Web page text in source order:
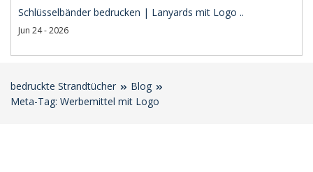
Schlüsselbänder bedrucken | Lanyards mit Logo ..
Jun 24 - 2026
bedruckte Strandtücher
Blog
Meta-Tag: Werbemittel mit Logo